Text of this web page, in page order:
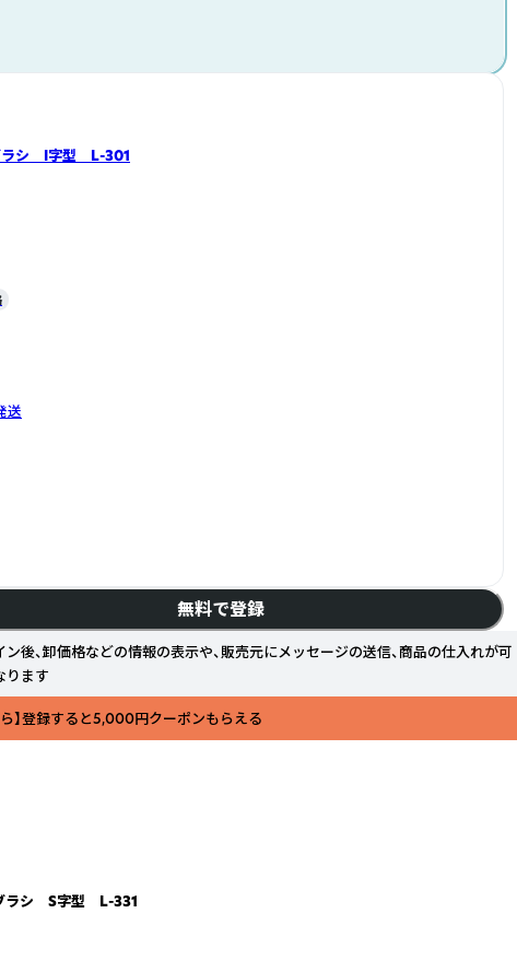
ラシ I字型 L-301
送
無料で登録
ン後、卸価格などの情報の表示や、販売元にメッセージの送信、商品の仕入れが可
ります
ら】登録すると5,000円クーポンもらえる
ラシ S字型 L-331